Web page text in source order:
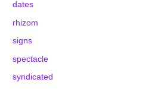
dates
rhizom
signs
spectacle
syndicated